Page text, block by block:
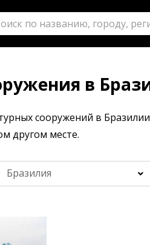
в
сооружений в
другом месте.
Бразилия